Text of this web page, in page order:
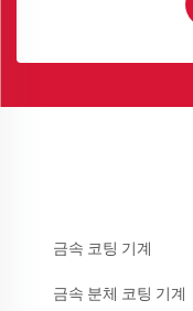
금속 코팅 기계
금속 분체 코팅 기계